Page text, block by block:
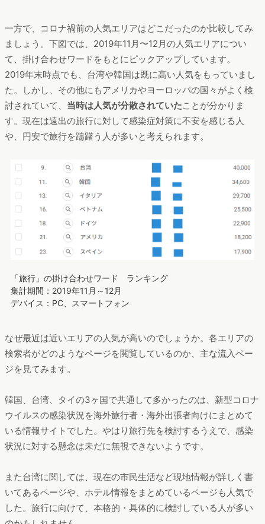
一方で、コロナ禍前の人気エリアはどこだったのか比較してみ
ましょう。下図では、2019年11月〜12月の人気エリアについ
て、掛け合わせワードをもとにピックアップしています。
2019年末時点でも、台湾や韓国は既に高い人気をもっていまし
た。しかし、その他にもアメリカやヨーロッパの国々がよく検
討されていて、 当時は人気が分散されていたことが分かりま
す。現在は遠出の旅行に対して感染症対策に不安を感じる人
や、円安で旅行を躊躇う人が多いと考えられます。
「旅行」の掛け合わせワード ランキング
集計期間：2019年11月～12月
デバイス：PC、スマートフォン
なぜ最近は近いエリアの人気が高いのでしょうか。各エリアの
検索者がどのようなページを閲覧しているのか、主な流入ペー
ジを見てみます。
韓国、台湾、タイの3ヶ国で共通して多かったのは、新型コロナ
ウイルスの感染状況を海外旅行者・海外出張者向けにまとめて
いる情報サイトでした。やはり旅行先を検討するうえで、感染
状況に対する懸念は未だに無視できないようです。
また台湾に関しては、現在の市民生活など現地情報が詳しく書
いてあるページや、ホテル情報をまとめているページも人気で
した。旅行に向けて、本格的・具体的に検討している人が多い